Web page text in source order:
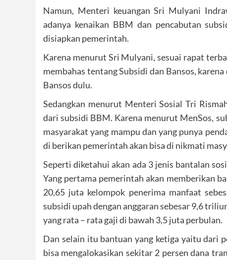
Namun, Menteri keuangan Sri Mulyani
adanya kenaikan BBM dan pencabutan
disiapkan pemerintah.
Karena menurut Sri Mulyani, sesuai rapat
membahas tentang Subsidi dan Bansos,
Bansos dulu.
Sedangkan menurut Menteri Sosial Tri
dari subsidi BBM. Karena menurut MenSos,
masyarakat yang mampu dan yang punya
di berikan pemerintah akan bisa di nikmati
Seperti diketahui akan ada 3 jenis bantalan
Yang pertama pemerintah akan memberikan
20,65 juta kelompok penerima manfaat
subsidi upah dengan anggaran sebesar 9,6
yang rata – rata gaji di bawah 3,5 juta perbulan.
Dan selain itu bantuan yang ketiga yaitu dari
bisa mengalokasikan sekitar 2 persen dana